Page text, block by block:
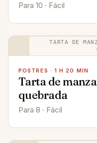
Para 10 · Fácil
TARTA DE
POSTRES · 1 H 20 MIN
Tarta de
quebrada
Para 8 · Fácil